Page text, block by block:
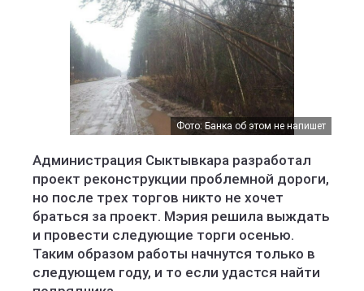
Фото: Банка об этом не напишет
Администрация Сыктывкара разработал
проект реконструкции проблемной дороги,
но после трех торгов никто не хочет
браться за проект. Мэрия решила выждать
и провести следующие торги осенью.
Таким образом работы начнутся только в
следующем году, и то если удастся найти